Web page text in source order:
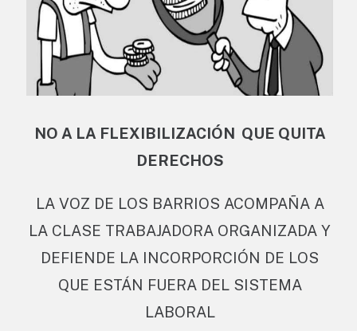
NO A LA FLEXIBILIZACIÓN QUE QUITA
DERECHOS
LA VOZ DE LOS BARRIOS ACOMPAÑA A
LA CLASE TRABAJADORA ORGANIZADA Y
DEFIENDE LA INCORPORCIÓN DE LOS
QUE ESTÁN FUERA DEL SISTEMA
LABORAL